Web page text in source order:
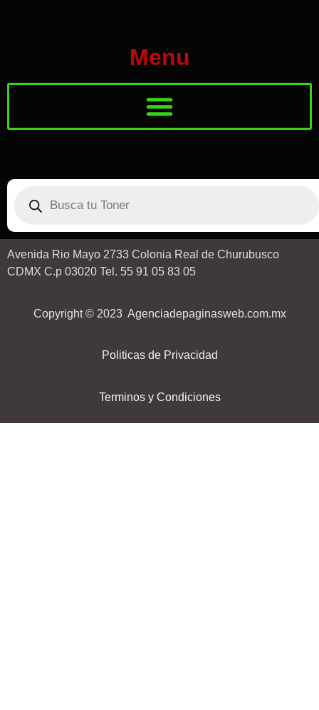
Menu
Avenida Rio Mayo 2733 Colonia Real de Churubusco
CDMX C.p 03020 Tel. 55 91 05 83 05
Copyright © 2023 Agenciadepaginasweb.com.mx
Politicas de Privacidad
Terminos y Condiciones